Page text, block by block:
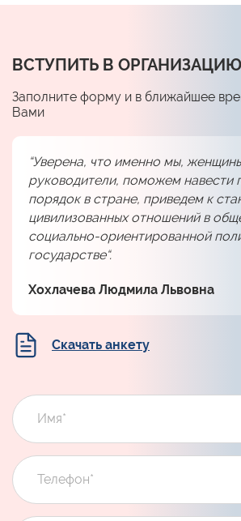
ВСТУПИТЬ В ОРГАНИЗАЦИЮ
Заполните форму и в ближайшее
Вами
“Уверена, что именно мы,
руководители, поможем навести
порядок в стране, приведем к
цивилизованных отношений в
социально-ориентированной
государстве“.
Хохлачева Людмила Львовна
Скачать анкету